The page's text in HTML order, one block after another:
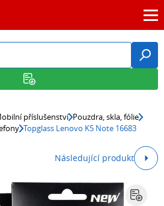
příslušenství Pouzdra, skla, fólie
Topglass Lenovo K5 Note 16683
Následující produkt